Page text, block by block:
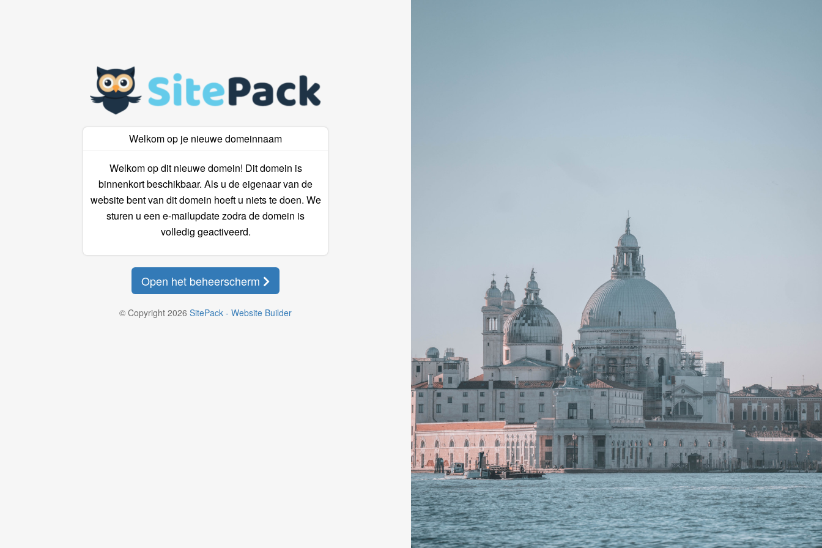
Welkom op je nieuwe domeinnaam
Welkom op dit nieuwe domein! Dit domein is
binnenkort beschikbaar. Als u de eigenaar van de
website bent van dit domein hoeft u niets te doen. We
sturen u een e-mailupdate zodra de domein is
volledig geactiveerd.
Open het beheerscherm
© Copyright 2026 SitePack - Website Builder